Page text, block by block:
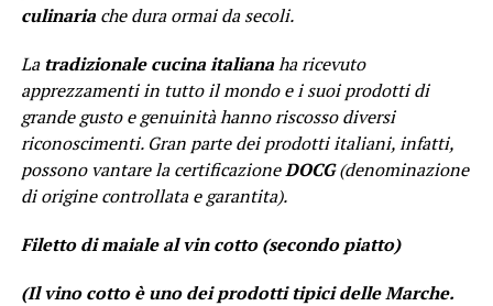
culinariache dura ormai da secoli.
Latradizionale cucina italianaha ricevuto
apprezzamenti in tutto il mondo e i suoi prodotti di
grande gusto e genuinità hanno riscosso diversi
riconoscimenti. Gran parte dei prodotti italiani, infatti,
possono vantare la certificazioneDOCG(denominazione
di origine controllata e garantita).
Filetto di maiale al vin cotto (secondo piatto)
(Il vino cotto è uno dei prodotti tipici delle Marche.